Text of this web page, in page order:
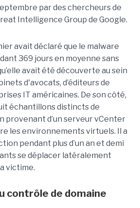
par des chercheurs de
Intelligence Group de Google.
avait déclaré que le malware
369 jours en moyenne sans
avait été découverte au sein
d'avocats, d’éditeurs de
IT américaines. De son côté,
échantillons distincts de
provenant d’un serveur vCenter
les environnements virtuels. Il a
pendant plus d’un an et demi
se déplacer latéralement
victime.
contrôle de domaine